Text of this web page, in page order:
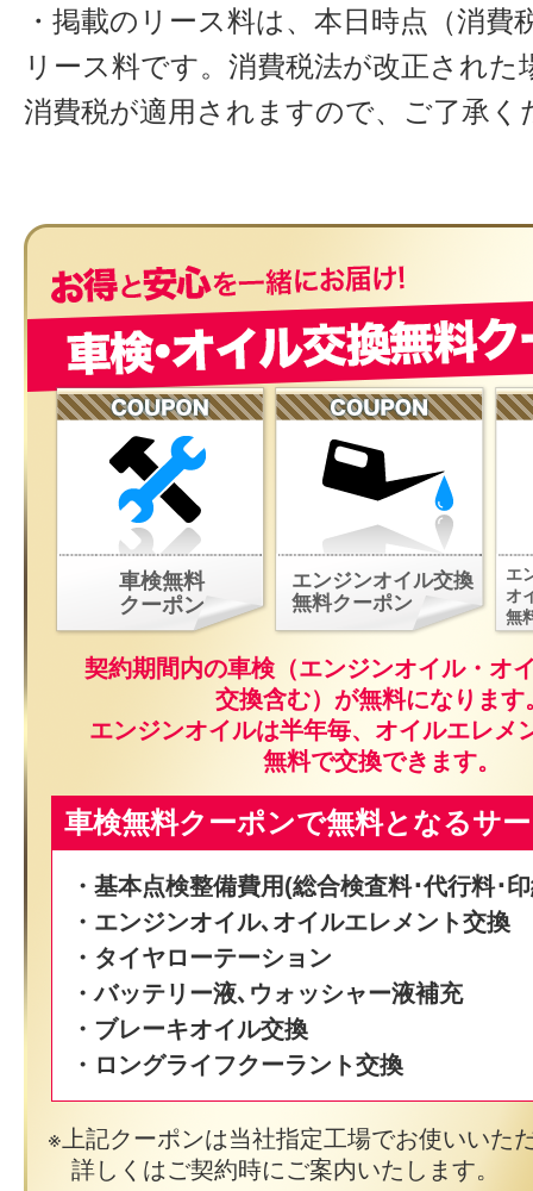
・掲載のリース料は、本日時点（消費
リース料です。消費税法が改正された
消費税が適用されますので、ご了承く
車検無料
クーポン
エンジンオイル交換
無料クーポン
エ
オ
無
契約期間内の車検（エンジンオイル・オ
交換含む）が無料になります
エンジンオイルは半年毎、オイルエレメ
無料で交換できます。
車検無料クーポンで無料となるサ
・基本点検整備費用(総合検査料･代行料･
・エンジンオイル､オイルエレメント交換
・タイヤローテーション
・バッテリー液､ウォッシャー液補充
・ブレーキオイル交換
・ロングライフクーラント交換
上記クーポンは当社指定工場でお使いいた
詳しくはご契約時にご案内いたします。